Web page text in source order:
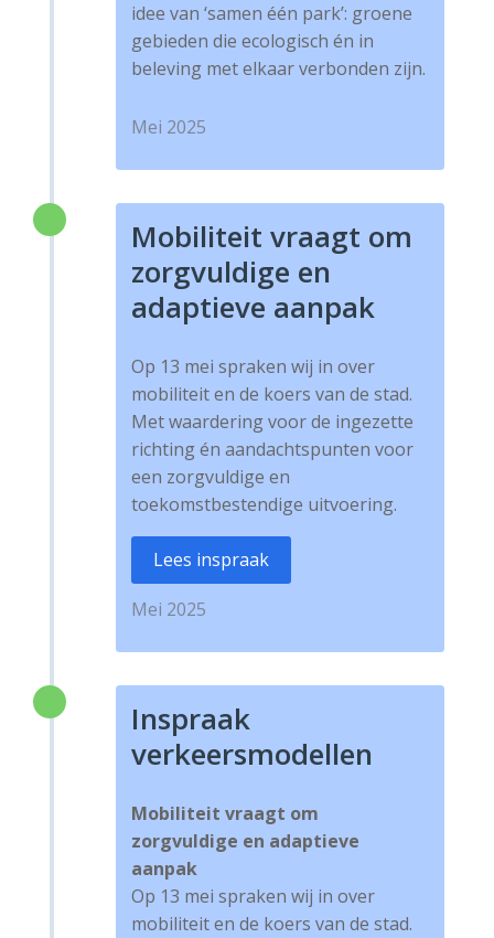
idee van ‘samen één park’: groene
gebieden die ecologisch én in
beleving met elkaar verbonden zijn.
Mei 2025
Mobiliteit vraagt om
zorgvuldige en
adaptieve aanpak
Op 13 mei spraken wij in over
mobiliteit en de koers van de stad.
Met waardering voor de ingezette
richting én aandachtspunten voor
een zorgvuldige en
toekomstbestendige uitvoering.
Lees inspraak
Mei 2025
Inspraak
verkeersmodellen
Mobiliteit vraagt om
zorgvuldige en adaptieve
aanpak
Op 13 mei spraken wij in over
mobiliteit en de koers van de stad.